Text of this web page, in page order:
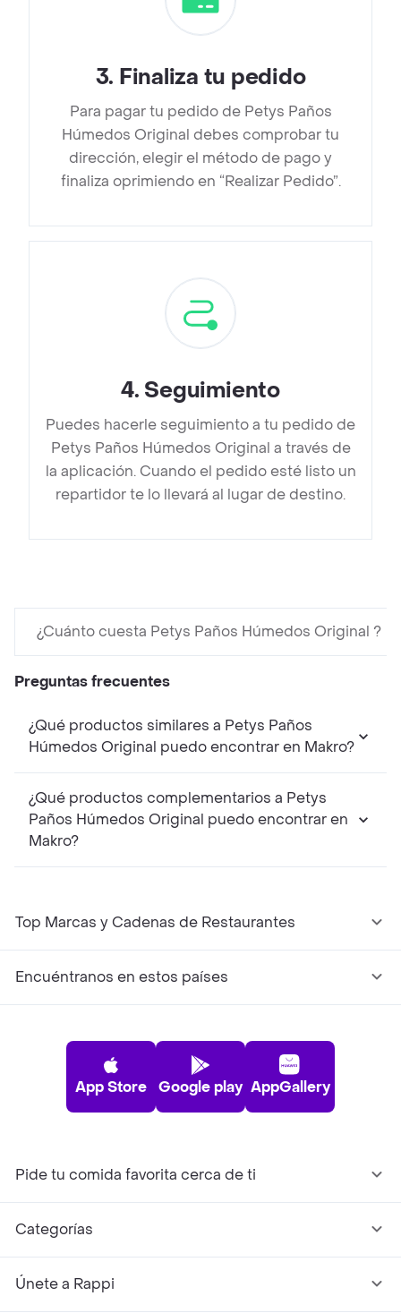
3. Finaliza tu pedido
Para pagar tu pedido de Petys Paños
Húmedos Original debes comprobar tu
dirección, elegir el método de pago y
finaliza oprimiendo en “Realizar Pedido”.
4. Seguimiento
Puedes hacerle seguimiento a tu pedido de
Petys Paños Húmedos Original a través de
la aplicación. Cuando el pedido esté listo un
repartidor te lo llevará al lugar de destino.
¿Cuánto cuesta Petys Paños Húmedos Original ?
Preguntas frecuentes
¿Qué productos similares a Petys Paños
Húmedos Original puedo encontrar en Makro?
¿Qué productos complementarios a Petys
Paños Húmedos Original puedo encontrar en
Makro?
Top Marcas y Cadenas de Restaurantes
Encuéntranos en estos países
App Store Google play AppGallery
Pide tu comida favorita cerca de ti
Categorías
Únete a Rappi